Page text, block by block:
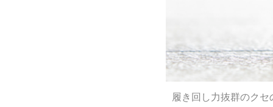
履き回し力抜群のク